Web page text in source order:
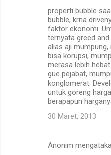
properti bubble
bubble, krna
faktor ekonomi.
ternyata greed
alias aji
bisa korupsi,
merasa lebih
gue pejabat,
konglomerat.
untuk goreng
berapapun
30 Maret, 2013
Anonim